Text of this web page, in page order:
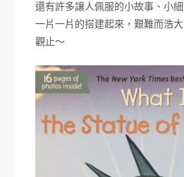
還有許多讓人佩服的小故事、小
一片一片的搭建起來，艱難而浩
觀止～